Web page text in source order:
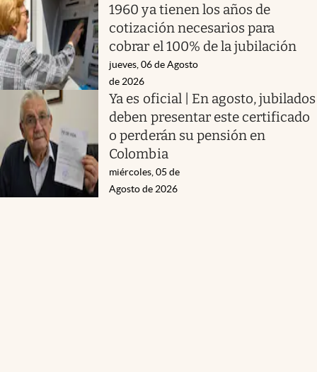
1960 ya tienen los años de
cotización necesarios para
cobrar el 100% de la jubilación
jueves, 06 de Agosto
de 2026
Ya es oficial | En agosto, jubilados
deben presentar este certificado
o perderán su pensión en
Colombia
miércoles, 05 de
Agosto de 2026